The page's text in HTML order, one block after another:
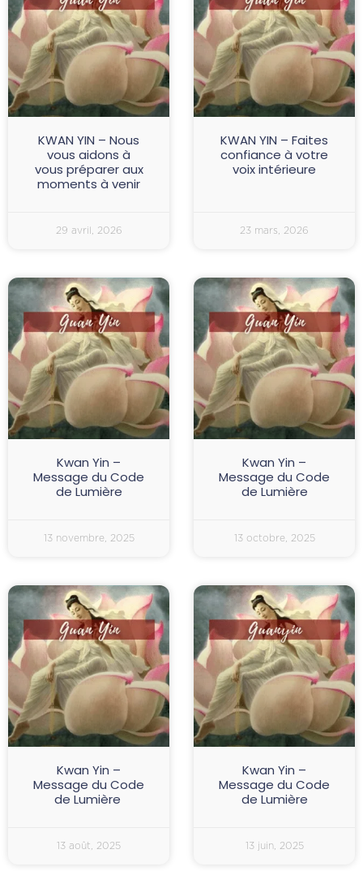
KWAN YIN – Nous
vous aidons à
vous préparer aux
moments à venir
29 avril, 2026
KWAN YIN – Faites
confiance à votre
voix intérieure
23 mars, 2026
Kwan Yin –
Message du Code
de Lumière
13 novembre, 2025
Kwan Yin –
Message du Code
de Lumière
13 octobre, 2025
Kwan Yin –
Message du Code
de Lumière
13 août, 2025
Kwan Yin –
Message du Code
de Lumière
13 juin, 2025